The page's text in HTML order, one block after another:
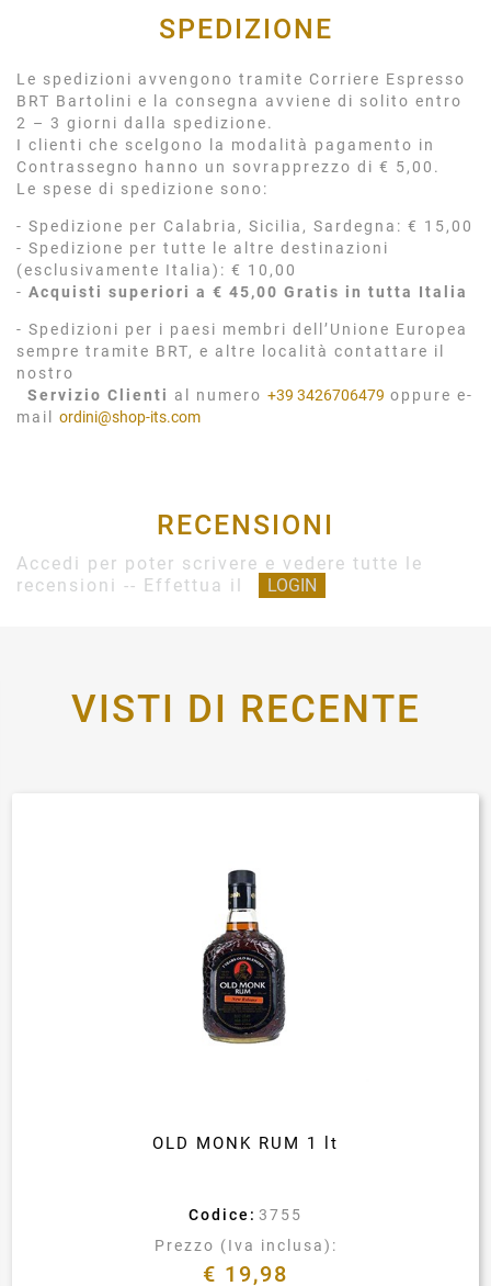
SPEDIZIONE
Le spedizioni avvengono tramite Corriere Espresso
BRT Bartolini e la consegna avviene di solito entro
2 – 3 giorni dalla spedizione.
I clienti che scelgono la modalità pagamento in
Contrassegno hanno un sovrapprezzo di € 5,00.
Le spese di spedizione sono:
- Spedizione per Calabria, Sicilia, Sardegna: € 15,00
- Spedizione per tutte le altre destinazioni
(esclusivamente Italia): € 10,00
- Acquisti superiori a € 45,00 Gratis in tutta Italia
- Spedizioni per i paesi membri dell’Unione Europea
sempre tramite BRT, e altre località contattare il
nostro
Servizio Clienti al numero +39 3426706479 oppure e-
mail ordini@shop-its.com
RECENSIONI
Accedi per poter scrivere e vedere tutte le
recensioni -- Effettua il
LOGIN
VISTI DI RECENTE
OLD MONK RUM 1 lt
Codice: 3755
Prezzo (Iva inclusa):
€ 19,98